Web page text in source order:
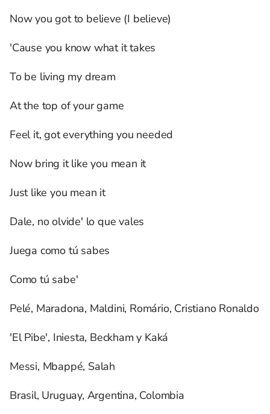
Now you got to believe (I believe)
'Cause you know what it takes
To be living my dream
At the top of your game
Feel it, got everything you needed
Now bring it like you mean it
Just like you mean it
Dale, no olvide' lo que vales
Juega como tú sabes
Como tú sabe'
Pelé, Maradona, Maldini, Romário, Cristiano Ronaldo
'El Pibe', Iniesta, Beckham y Kaká
Messi, Mbappé, Salah
Brasil, Uruguay, Argentina, Colombia